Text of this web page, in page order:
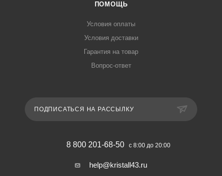
ПОМОЩЬ
Условия оплаты
Условия доставки
Гарантия на товар
Вопрос-ответ
ПОДПИСАТЬСЯ НА РАССЫЛКУ
8 800 201-68-50 с 8:00 до 20:00
help@kristall43.ru